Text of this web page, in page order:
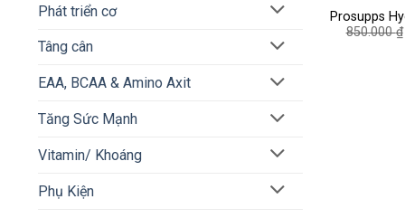
Phát triển cơ
Tâng cân
EAA, BCAA & Amino Axit
Tăng Sức Mạnh
Vitamin/ Khoáng
Phụ Kiện
Prosupps
850.000₫